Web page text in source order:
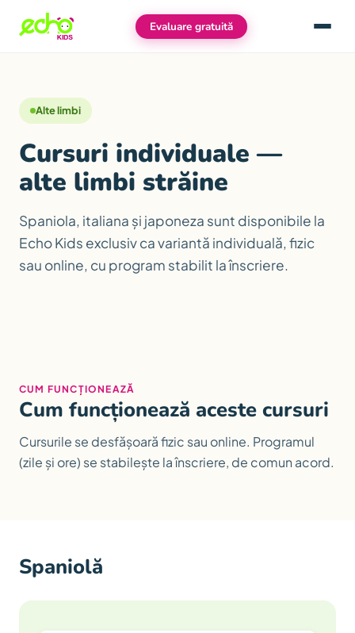
Evaluare gratuită Meniu
Alte limbi
Cursuri individuale —
alte limbi străine
Spaniola, italiana și japoneza sunt disponibile la
Echo Kids exclusiv ca variantă individuală, fizic
sau online, cu program stabilit la înscriere.
CUM FUNCȚIONEAZĂ
Cum funcționează aceste cursuri
Cursurile se desfășoară fizic sau online. Programul
(zile și ore) se stabilește la înscriere, de comun acord.
Spaniolă